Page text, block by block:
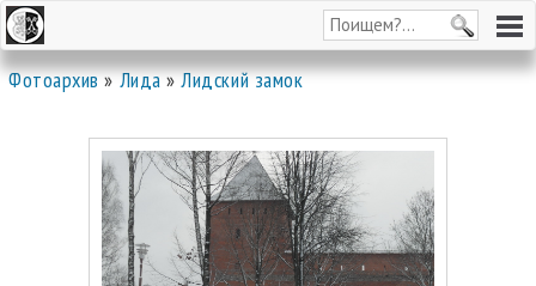
Фотоархив»Лида»Лидский замок